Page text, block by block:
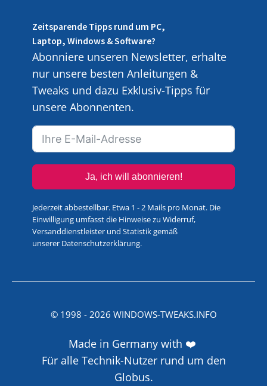
Zeitsparende Tipps rund um PC,
Laptop, Windows & Software?
Abonniere unseren Newsletter, erhalte
nur unsere besten Anleitungen &
Tweaks und dazu Exklusiv-Tipps für
unsere Abonnenten.
Ja, ich will abonnieren!
Jederzeit abbestellbar. Etwa 1 - 2 Mails pro Monat. Die
Einwilligung umfasst die Hinweise zu Widerruf,
Versanddienstleister und Statistik gemäß
unserer Datenschutzerklärung.
© 1998 - 2026 WINDOWS-TWEAKS.INFO
Made in Germany with ❤️
Für alle Technik-Nutzer rund um den
Globus.